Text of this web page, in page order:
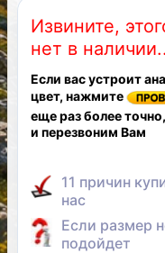
Извините,
нет в
Если вас устроит
цвет, нажмите
еще раз более
и перезвоним Вам
11 причин
нас
Если размер
подойдет